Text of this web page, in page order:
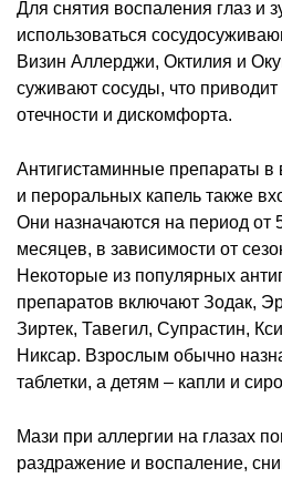
Для снятия воспаления глаз и
использоваться
Визин Аллерджи, Октилия и
суживают сосуды, что
отечности и дискомфорта.
Антигистаминные препараты в
и пероральных капель также
Они назначаются на период от
месяцев, в зависимости от
Некоторые из популярных
препаратов включают Зодак,
Зиртек, Тавегил, Супрастин,
Никсар. Взрослым обычно
таблетки, а детям – капли и
Мази при аллергии на глазах
раздражение и воспаление,